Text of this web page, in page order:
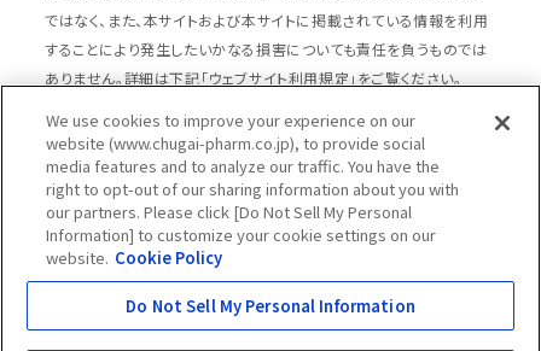
ではなく、また、本サイトおよび本サイトに掲載されている情報を利用
することにより発生したいかなる損害についても責任を負うものでは
ありません。詳細は下記「ウェブサイト利用規定」をご覧ください。
サイトマップ
ウェブサイト利用規定
個人情報の取扱いのご案内
ソーシャルメディアポリシー
推奨閲覧環境
ウェブアクセシビリティ対応
Copyright © Chugai Pharmaceutical Co., Ltd.All rights reserved.
We use cookies to improve your experience on our
website (www.chugai-pharm.co.jp), to provide social
media features and to analyze our traffic. You have the
right to opt-out of our sharing information about you with
our partners. Please click [Do Not Sell My Personal
Information] to customize your cookie settings on our
website. Cookie Policy
Do Not Sell My Personal Information